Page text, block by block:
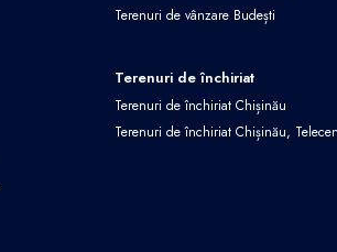
Terenuri de vânzare Budești
Terenuri de închiriat
Terenuri de închiriat Chișinău
Terenuri de închiriat Chișinău,